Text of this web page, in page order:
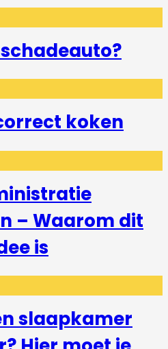
koken
– Waarom dit
is
slaapkamer